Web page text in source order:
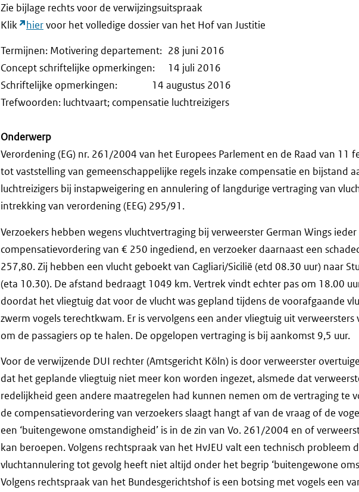
Zie bijlage rechts voor de verwijzingsuitspraak
Klik
hiervoor het volledige dossier van het Hof van Justitie
Termijnen: Motivering departement: 28 juni 2016
Concept schriftelijke opmerkingen: 14 juli 2016
Schriftelijke opmerkingen: 14 augustus 2016
Trefwoorden: luchtvaart; compensatie luchtreizigers
Onderwerp
Verordening (EG) nr. 261/2004 van het Europees Parlement en de Raad van 11
tot vaststelling van gemeenschappelijke regels inzake compensatie en bijstand
luchtreizigers bij instapweigering en annulering of langdurige vertraging van
intrekking van verordening (EEG) 295/91.
Verzoekers hebben wegens vluchtvertraging bij verweerster German Wings ieder
compensatievordering van € 250 ingediend, en verzoeker daarnaast een
257,80. Zij hebben een vlucht geboekt van Cagliari/Sicilië (etd 08.30 uur) naar
(eta 10.30). De afstand bedraagt 1049 km. Vertrek vindt echter pas om 18.00
doordat het vliegtuig dat voor de vlucht was gepland tijdens de voorafgaande
zwerm vogels terechtkwam. Er is vervolgens een ander vliegtuig uit verweersters
om de passagiers op te halen. De opgelopen vertraging is bij aankomst 9,5 uur.
Voor de verwijzende DUI rechter (Amtsgericht Köln) is door verweerster
dat het geplande vliegtuig niet meer kon worden ingezet, alsmede dat
redelijkheid geen andere maatregelen had kunnen nemen om de vertraging te
de compensatievordering van verzoekers slaagt hangt af van de vraag of de
een ‘buitengewone omstandigheid’ is in de zin van Vo. 261/2004 en of
kan beroepen. Volgens rechtspraak van het HvJEU valt een technisch probleem
vluchtannulering tot gevolg heeft niet altijd onder het begrip ‘buitengewone
Volgens rechtspraak van het Bundesgerichtshof is een botsing met vogels een